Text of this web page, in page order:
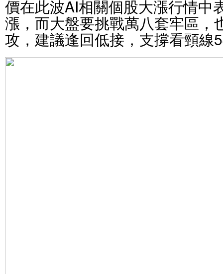
價在此波AI相關個股大漲行情中
漲，而大盤要挑戰萬八套牢區，
攻，建議逢回低接，支撐看頸線